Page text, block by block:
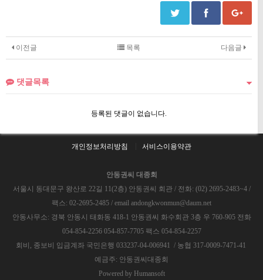
이전글 다음글
목록
댓글목록
등록된 댓글이 없습니다.
개인정보처리방침 서비스이용약관
안동권씨 대종회
서울시 동대문구 왕산로 22길 11(2층) 안동권씨 회관 / 전화: (02) 2695-2483~4 /
팩스: 02-2695-2485 / email andongkwonmun@daum.net
안동사무소: 경북 안동시 태화동 418-1 안동권씨 화수회관 3층 우 760-905 전화
054-854-2256 054-857-7705 팩스 054-854-2257
회비, 종보비 입금계좌 국민은행 033237-04-006941 / 농협 317-0009-7471-41
예금주: 안동권씨대종회
Powered by Humansoft